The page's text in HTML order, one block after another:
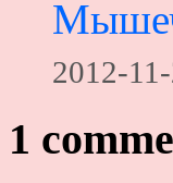
2012-
1